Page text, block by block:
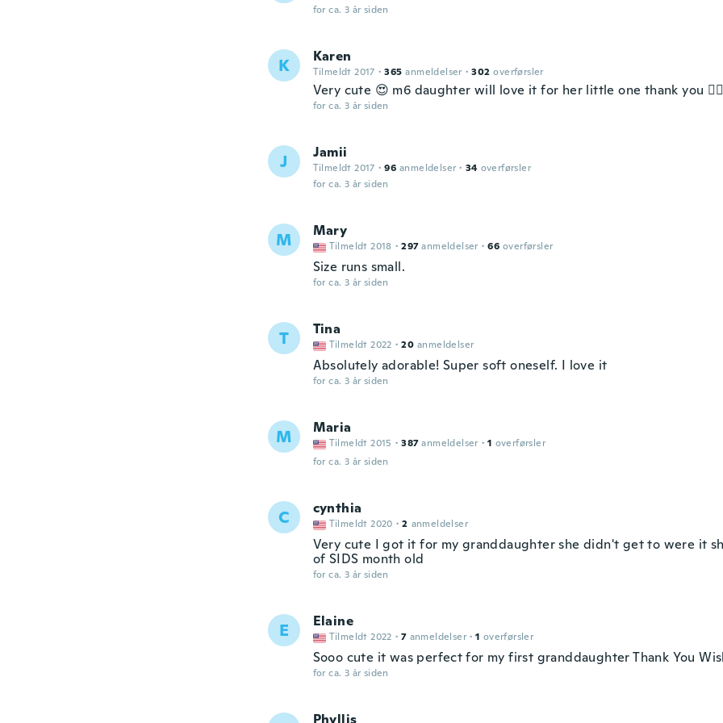
for ca. 3 år siden
K Karen
Tilmeldt 2017 · 365 anmeldelser · 302 overførsler
Very cute 😍 m6 daughter will love it for her little one thank you
for ca. 3 år siden
J Jamii
Tilmeldt 2017 · 96 anmeldelser · 34 overførsler
for ca. 3 år siden
M Mary
Tilmeldt 2018 · 297 anmeldelser · 66 overførsler
Size runs small.
for ca. 3 år siden
T Tina
Tilmeldt 2022 · 20 anmeldelser
Absolutely adorable! Super soft oneself. I love it
for ca. 3 år siden
M Maria
Tilmeldt 2015 · 387 anmeldelser · 1 overførsler
for ca. 3 år siden
C cynthia
Tilmeldt 2020 · 2 anmeldelser
Very cute I got it for my granddaughter she didn't get to were it
of SIDS month old
for ca. 3 år siden
E Elaine
Tilmeldt 2022 · 7 anmeldelser · 1 overførsler
Sooo cute it was perfect for my first granddaughter Thank You
for ca. 3 år siden
Phyllis